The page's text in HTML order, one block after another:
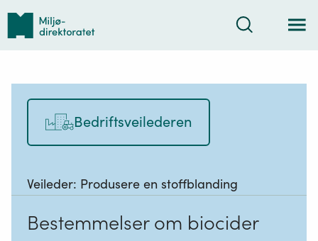
Tilbake
forsiden
Søk
Bedriftsveilederen
Veileder: Produsere en stoffblanding
Bestemmelser om biocider